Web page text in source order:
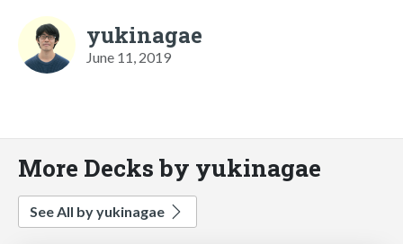
yukinagae
June 11, 2019
More Decks by yukinagae
See All by yukinagae